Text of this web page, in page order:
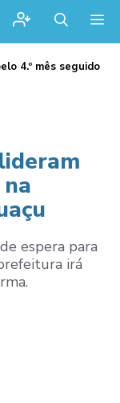
4.º mês seguido
espera para
irá